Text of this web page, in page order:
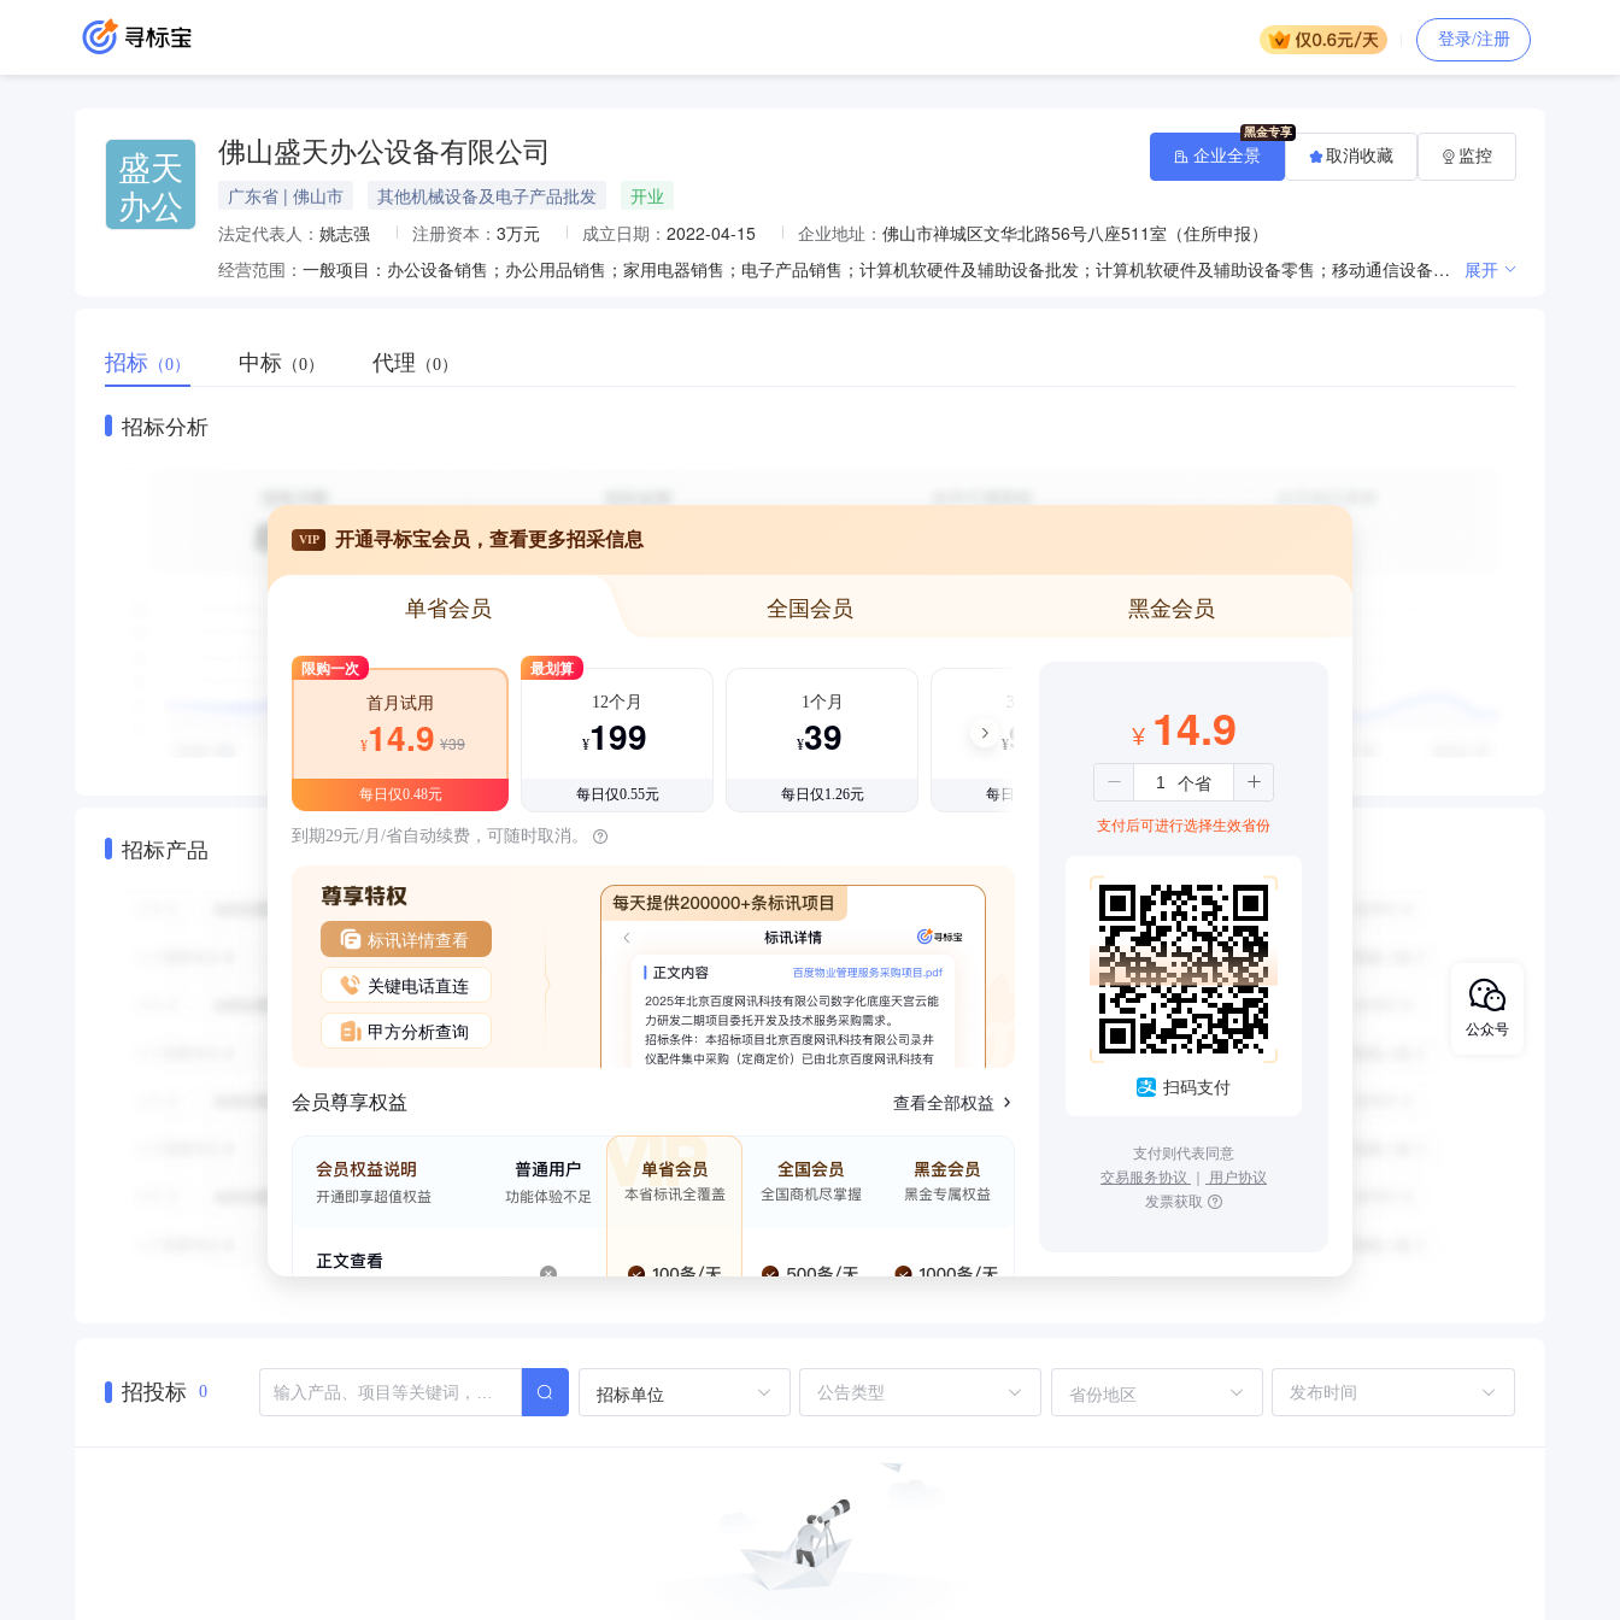
登录/注册
盛天
办公
佛山盛天办公设备有限公司
广东省 | 佛山市 其他机械设备及电子产品批发
开业
法定代表人： 姚志强 注册资本： 3万元 成立日期： 2022-04-15 企业地址： 佛山市禅城区文华北路56号八座511室（住所申报）
经营范围：
一般项目：办公设备销售；办公用品销售；家用电器销售；电子产品销售；计算机软硬件及辅助设备批发；计算机软硬件及辅助设备零售；移动通信设备销售；环境保护专用设备销售；塑料制品销售；日用品销售；食品销售（仅销售预包装食品）；电热食品加工设备销售；信息系统集成服务；信息技术咨询服务；技术服务、技术开发、技术咨询、技术交流、技术转让、技术推广；办公设备租赁服务；机械设备租赁；计算机及办公设备维修。（除依法须经批准的项目外，凭营业执照依法自主开展经营活动） 展开
企业全景 取消收藏 监控
招标 （0） 中标 （0） 代理 （0）
招标分析
招标产品
VIP 开通寻标宝会员，查看更多招采信息
单省会员 全国会员 黑金会员
限购一次
首月试用
¥14.9 ¥39
每日仅0.48元
最划算
12个月
¥199
每日仅0.55元
1个月
¥39
每日仅1.26元
3个月
¥99
每日仅1.08元
到期29元/月/省自动续费，可随时取消。
标讯详情查看
关键电话直连
甲方分析查询
会员尊享权益 查看全部权益
¥ 14.9
支付后可进行选择生效省份
扫码支付
支付则代表同意
交易服务协议 ｜ 用户协议
发票获取
招投标 0 招标单位 省份地区
公众号